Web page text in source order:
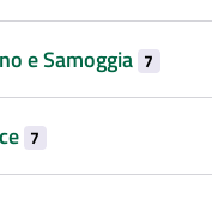
e Samoggia 7
7